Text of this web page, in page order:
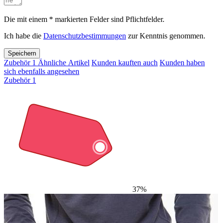
Die mit einem * markierten Felder sind Pflichtfelder.
Ich habe die Datenschutzbestimmungen zur Kenntnis genommen.
Speichern
Zubehör 1 Ähnliche Artikel Kunden kauften auch Kunden haben
sich ebenfalls angesehen
Zubehör 1
37%